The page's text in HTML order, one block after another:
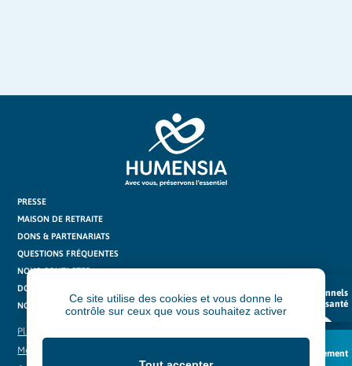
Professionnels
de santé
Recrutement
PRESSE
MAISON DE RETRAITE
DONS & PARTENARIATS
QUESTIONS FRÉQUENTES
NOUS CONTACTER
DOCUTHÈQUE
NOS ACTUS
Plan du site
Mentions légales
Ce site utilise des cookies et vous donne le
contrôle sur ceux que vous souhaitez activer